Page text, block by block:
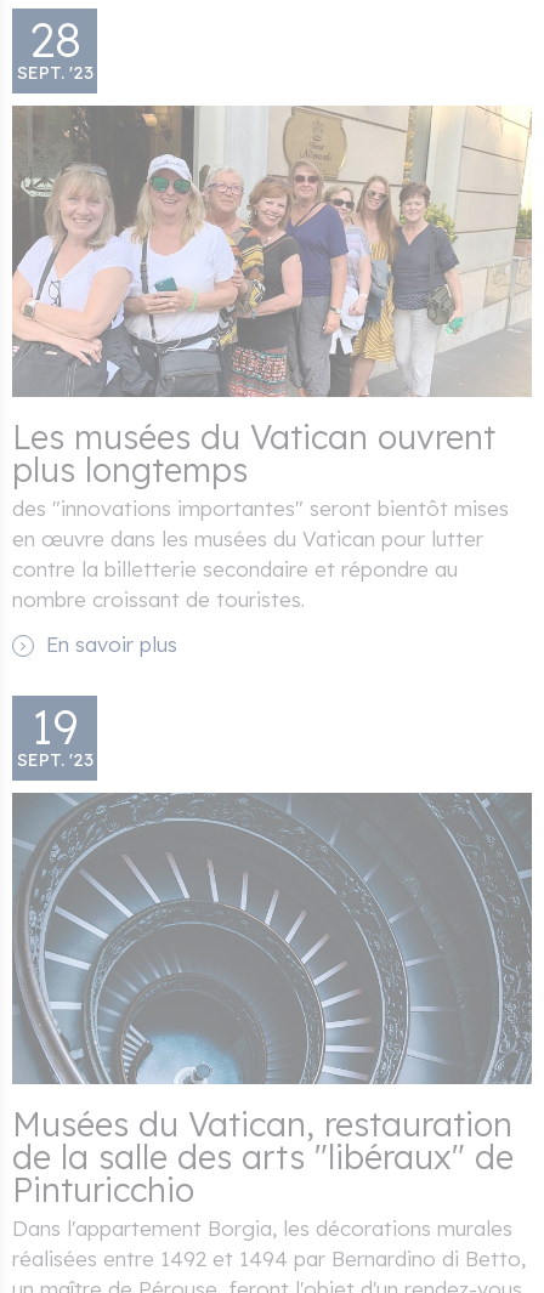
28
SEPT. '23
Les musées du Vatican ouvrent
plus longtemps
des "innovations importantes" seront bientôt mises
en œuvre dans les musées du Vatican pour lutter
contre la billetterie secondaire et répondre au
nombre croissant de touristes.
En savoir plus
19
SEPT. '23
Musées du Vatican, restauration
de la salle des arts "libéraux" de
Pinturicchio
Dans l'appartement Borgia, les décorations murales
réalisées entre 1492 et 1494 par Bernardino di Betto,